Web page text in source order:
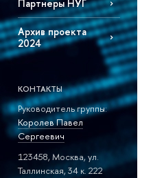
Партнеры НУГ
Архив проекта
2024
КОНТАКТЫ
Руководитель группы:
Королев Павел
Сергеевич
123458, Москва, ул.
Таллинская, 34 к. 222